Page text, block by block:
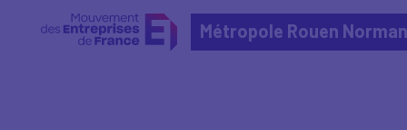
Métropole Rouen